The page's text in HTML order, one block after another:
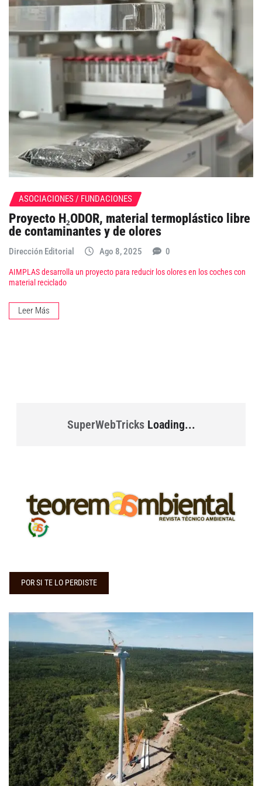
ASOCIACIONES / FUNDACIONES
Proyecto H₂ODOR, material termoplástico libre
de contaminantes y de olores
Dirección Editorial Ago 8, 2025 0
AIMPLAS desarrolla un proyecto para reducir los olores en los coches con
material reciclado
Leer Más
SuperWebTricksLoading...
POR SI TE LO PERDISTE